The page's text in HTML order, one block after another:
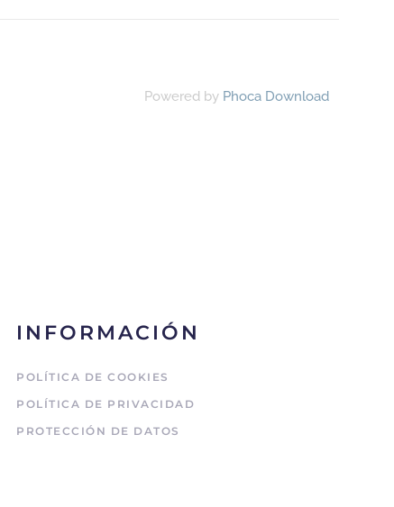
Powered by Phoca Download
INFORMACIÓN
POLÍTICA DE COOKIES
POLÍTICA DE PRIVACIDAD
PROTECCIÓN DE DATOS